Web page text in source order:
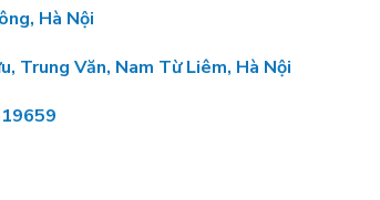
Hà Nội
Trung Văn, Nam Từ Liêm, Hà Nội